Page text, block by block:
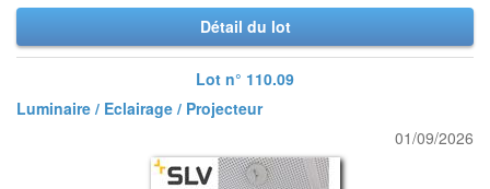
Détail du lot
Lot n° 110.09
Luminaire / Eclairage / Projecteur
01/09/2026